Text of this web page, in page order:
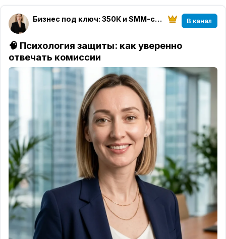
Бизнес под ключ: 350К и SMM-стратегия В канал
🧠 Психология защиты: как уверенно
отвечать комиссии